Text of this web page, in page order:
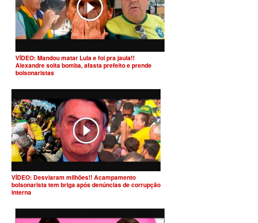
VÍDEO: Mandou matar Lula e foi pra jaula!!
Alexandre solta bomba, afasta prefeito e prende
bolsonaristas
VÍDEO: Desviaram milhões!! Acampamento
bolsonarista tem briga após denúncias de corrupção
interna